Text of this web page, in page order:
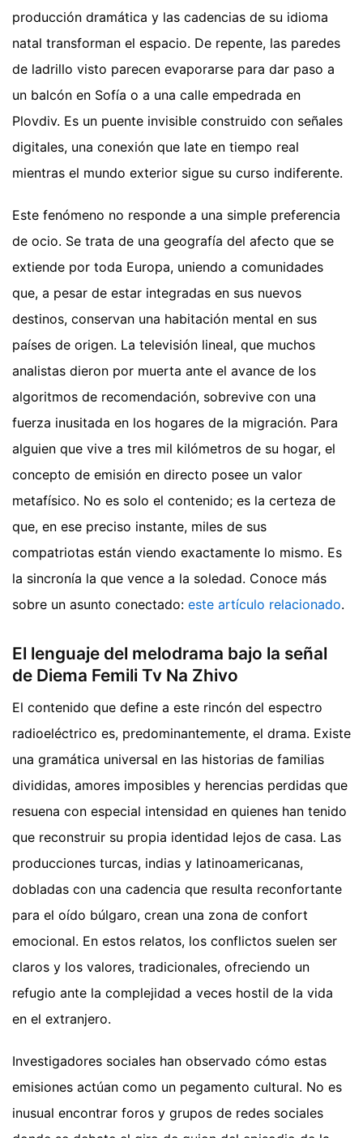
producción dramática y las cadencias de su idioma
natal transforman el espacio. De repente, las paredes
de ladrillo visto parecen evaporarse para dar paso a
un balcón en Sofía o a una calle empedrada en
Plovdiv. Es un puente invisible construido con señales
digitales, una conexión que late en tiempo real
mientras el mundo exterior sigue su curso indiferente.
Este fenómeno no responde a una simple preferencia
de ocio. Se trata de una geografía del afecto que se
extiende por toda Europa, uniendo a comunidades
que, a pesar de estar integradas en sus nuevos
destinos, conservan una habitación mental en sus
países de origen. La televisión lineal, que muchos
analistas dieron por muerta ante el avance de los
algoritmos de recomendación, sobrevive con una
fuerza inusitada en los hogares de la migración. Para
alguien que vive a tres mil kilómetros de su hogar, el
concepto de emisión en directo posee un valor
metafísico. No es solo el contenido; es la certeza de
que, en ese preciso instante, miles de sus
compatriotas están viendo exactamente lo mismo. Es
la sincronía la que vence a la soledad. Conoce más
sobre un asunto conectado: este artículo relacionado.
El lenguaje del melodrama bajo la señal
de Diema Femili Tv Na Zhivo
El contenido que define a este rincón del espectro
radioeléctrico es, predominantemente, el drama. Existe
una gramática universal en las historias de familias
divididas, amores imposibles y herencias perdidas que
resuena con especial intensidad en quienes han tenido
que reconstruir su propia identidad lejos de casa. Las
producciones turcas, indias y latinoamericanas,
dobladas con una cadencia que resulta reconfortante
para el oído búlgaro, crean una zona de confort
emocional. En estos relatos, los conflictos suelen ser
claros y los valores, tradicionales, ofreciendo un
refugio ante la complejidad a veces hostil de la vida
en el extranjero.
Investigadores sociales han observado cómo estas
emisiones actúan como un pegamento cultural. No es
inusual encontrar foros y grupos de redes sociales